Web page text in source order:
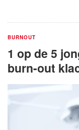
BURNOUT
1 op de 5
burn-out